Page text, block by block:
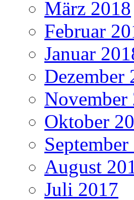
März 2018
Februar
Januar
Dezember
November
Oktober
August
Juli 2017